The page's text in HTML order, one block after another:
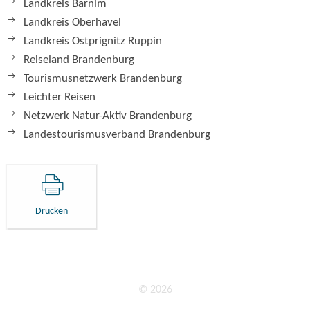
Landkreis Barnim
Landkreis Oberhavel
Landkreis Ostprignitz Ruppin
Reiseland Brandenburg
Tourismusnetzwerk Brandenburg
Leichter Reisen
Netzwerk Natur-Aktiv Brandenburg
Landestourismusverband Brandenburg
Drucken
© 2026